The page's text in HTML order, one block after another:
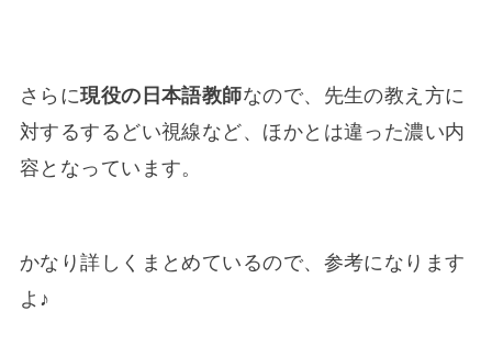
さらに現役の日本語教師なので、先生の教え方に
対するするどい視線など、ほかとは違った濃い内
容となっています。
かなり詳しくまとめているので、参考になります
よ♪